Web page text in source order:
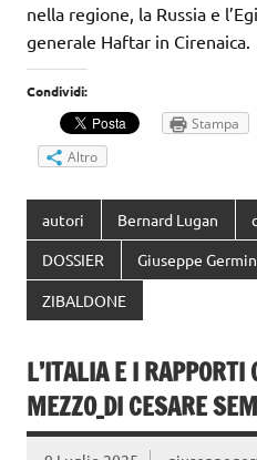
nella regione, la Russia e
generale Haftar in Cirenaica.
Condividi:
Stampa
Altro
autori Bernard Lugan
DOSSIER Giuseppe
ZIBALDONE
L’ITALIA E I RAPPORTI
MEZZO_DI CESARE